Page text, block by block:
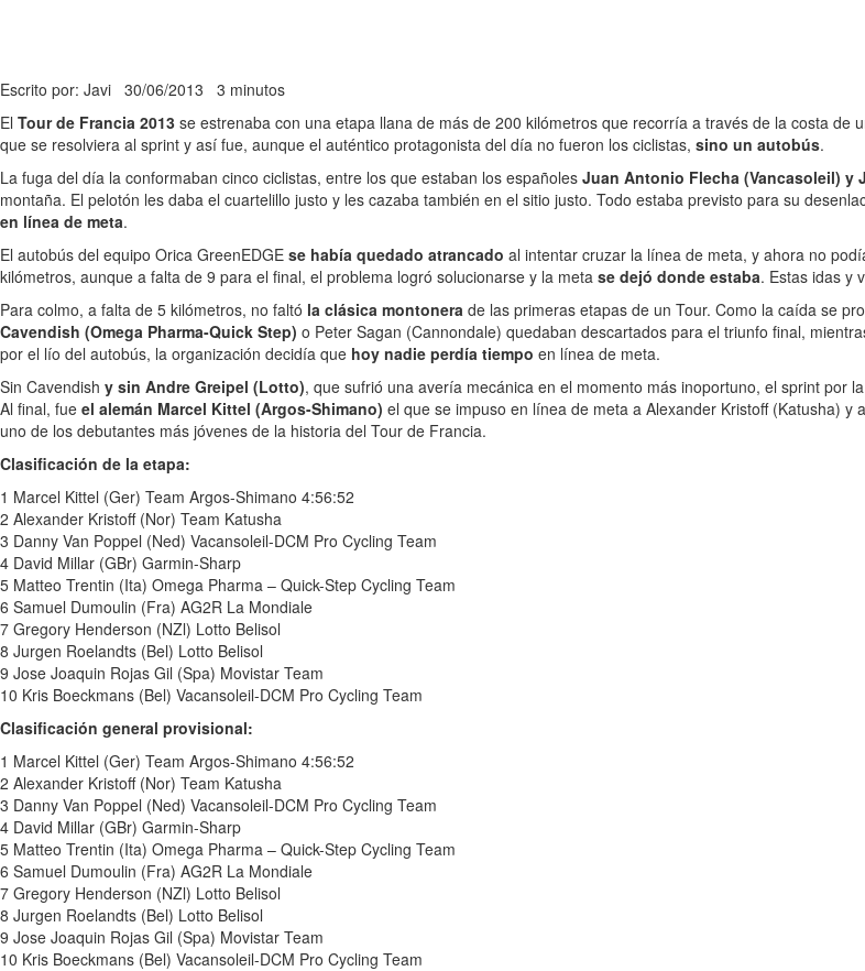
Escrito por: Javi 30/06/2013 3 minutos
El Tour de Francia 2013 se estrenaba con una etapa llana de más de 200 kilómetros que recorría a través de la costa
que se resolviera al sprint y así fue, aunque el auténtico protagonista del día no fueron los ciclistas, sino un autobús.
La fuga del día la conformaban cinco ciclistas, entre los que estaban los españoles Juan Antonio Flecha (Vancasoleil) y
montaña. El pelotón les daba el cuartelillo justo y les cazaba también en el sitio justo. Todo estaba previsto para su
en línea de meta.
El autobús del equipo Orica GreenEDGE se había quedado atrancado al intentar cruzar la línea de meta, y ahora no
kilómetros, aunque a falta de 9 para el final, el problema logró solucionarse y la meta se dejó donde estaba. Estas idas y
Para colmo, a falta de 5 kilómetros, no faltó la clásica montonera de las primeras etapas de un Tour. Como la caída se
Cavendish (Omega Pharma-Quick Step) o Peter Sagan (Cannondale) quedaban descartados para el triunfo final,
por el lío del autobús, la organización decidía que hoy nadie perdía tiempo en línea de meta.
Sin Cavendish y sin Andre Greipel (Lotto), que sufrió una avería mecánica en el momento más inoportuno, el sprint por
Al final, fue el alemán Marcel Kittel (Argos-Shimano) el que se impuso en línea de meta a Alexander Kristoff (Katusha) y
uno de los debutantes más jóvenes de la historia del Tour de Francia.
Clasificación de la etapa:
1 Marcel Kittel (Ger) Team Argos-Shimano 4:56:52
2 Alexander Kristoff (Nor) Team Katusha
3 Danny Van Poppel (Ned) Vacansoleil-DCM Pro Cycling Team
4 David Millar (GBr) Garmin-Sharp
5 Matteo Trentin (Ita) Omega Pharma – Quick-Step Cycling Team
6 Samuel Dumoulin (Fra) AG2R La Mondiale
7 Gregory Henderson (NZl) Lotto Belisol
8 Jurgen Roelandts (Bel) Lotto Belisol
9 Jose Joaquin Rojas Gil (Spa) Movistar Team
10 Kris Boeckmans (Bel) Vacansoleil-DCM Pro Cycling Team
Clasificación general provisional:
1 Marcel Kittel (Ger) Team Argos-Shimano 4:56:52
2 Alexander Kristoff (Nor) Team Katusha
3 Danny Van Poppel (Ned) Vacansoleil-DCM Pro Cycling Team
4 David Millar (GBr) Garmin-Sharp
5 Matteo Trentin (Ita) Omega Pharma – Quick-Step Cycling Team
6 Samuel Dumoulin (Fra) AG2R La Mondiale
7 Gregory Henderson (NZl) Lotto Belisol
8 Jurgen Roelandts (Bel) Lotto Belisol
9 Jose Joaquin Rojas Gil (Spa) Movistar Team
10 Kris Boeckmans (Bel) Vacansoleil-DCM Pro Cycling Team